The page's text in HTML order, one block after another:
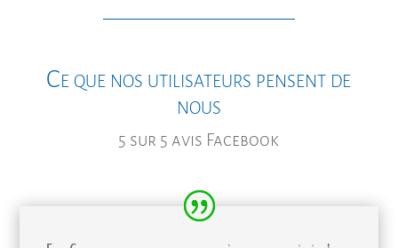
Ce que nos utilisateurs pensent de
nous
5 sur 5 avis Facebook